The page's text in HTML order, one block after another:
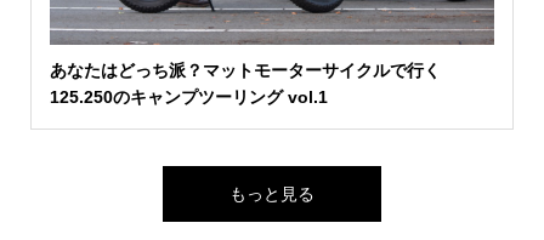
あなたはどっち派？マットモーターサイクルで行く
125.250のキャンプツーリング vol.1
もっと見る